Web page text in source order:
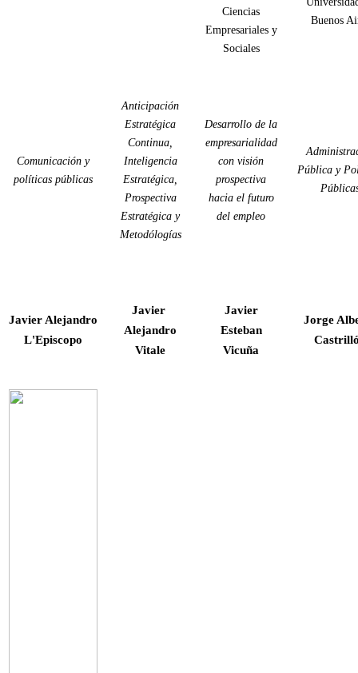
Ciencias
Empresariales y
Sociales
Buenos
Comunicación y
políticas públicas
Anticipación
Estratégica
Continua,
Inteligencia
Estratégica,
Prospectiva
Estratégica y
Metodólogías
Desarrollo de la
empresarialidad
con visión
prospectiva
hacia el futuro
del empleo
Pública y
Javier Alejandro
L'Episcopo
Javier
Alejandro
Vitale
Javier
Esteban
Vicuña
Jorge